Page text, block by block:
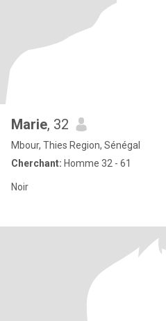
Marie, 32
Mbour, Thies Region, Sénégal
Cherchant: Homme 32 - 61
Noir